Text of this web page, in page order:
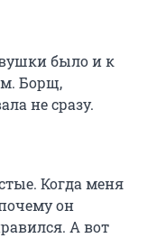
было и к
Борщ,
не сразу.
Когда меня
он
А вот